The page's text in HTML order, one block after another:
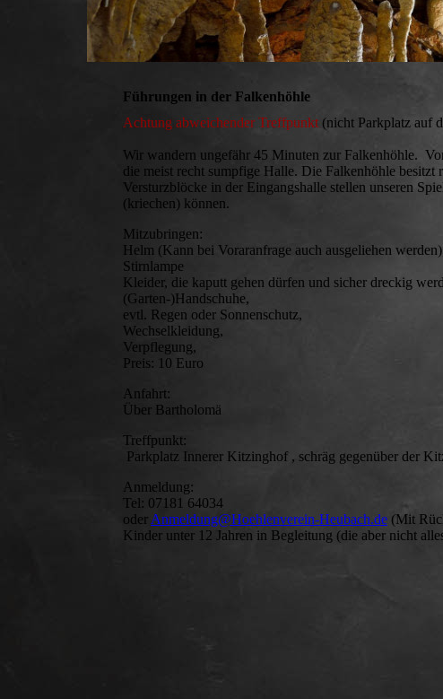
Führungen in der Falkenhöhle
Achtung abweichender Treffpunkt (nicht Parkplatz auf
Wir wandern ungefähr 45 Minuten zur Falkenhöhle.
die meist recht sumpfige Halle. Die Falkenhöhle
Versturzblöcke in der Eingangshalle stellen unseren
(kriechen) können.
Mitzubringen:
Helm (Kann bei Voraranfrage auch ausgeliehen
Stirnlampe
Kleider, die kaputt gehen dürfen und sicher dreckig
(Garten-)Handschuhe,
evtl. Regen oder Sonnenschutz,
Wechselkleidung,
Verpflegung,
Preis: 10 Euro
Anfahrt:
Über Bartholomä
Treffpunkt:
Parkplatz Innerer Kitzinghof , schräg gegenüber der
Anmeldung:
Tel: 07181 64034
oder Anmeldung@Hoehlenverein-Heubach.de (Mit
Kinder unter 12 Jahren in Begleitung (die aber nicht